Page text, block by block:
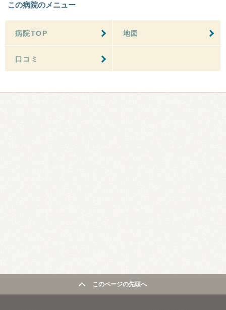
この病院のメニュー
病院TOP 地図
口コミ
このページの先頭へ